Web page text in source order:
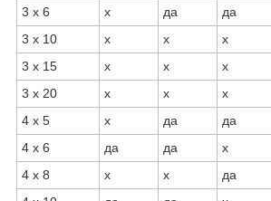
3 х 6
х да да
3 х 10
х х х
3 х 15
х х х
3 х 20
х х х
4 х 5
х да да
4 х 6
да да х
4 х 8
х х да